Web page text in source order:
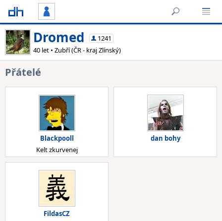
Dromed
1241
40 let • Zubří (ČR - kraj Zlínský)
Přátelé
Blackpooll
Kelt zkurvenej
dan bohy
FildasCZ